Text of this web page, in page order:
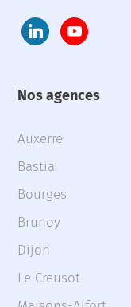
Nos agences
Auxerre
Bastia
Bourges
Brunoy
Dijon
Le Creusot